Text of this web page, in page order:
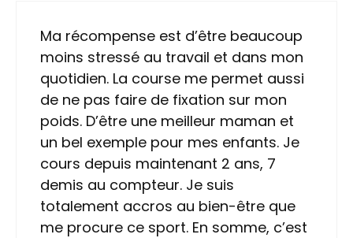
Ma récompense est d’être beaucoup
moins stressé au travail et dans mon
quotidien. La course me permet aussi
de ne pas faire de fixation sur mon
poids. D’être une meilleur maman et
un bel exemple pour mes enfants. Je
cours depuis maintenant 2 ans, 7
demis au compteur. Je suis
totalement accros au bien-être que
me procure ce sport. En somme, c’est